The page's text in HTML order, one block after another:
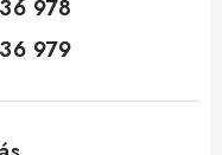
978
979